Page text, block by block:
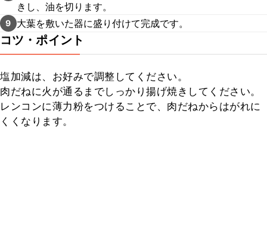
きし、油を切ります。
9 大葉を敷いた器に盛り付けて完成です。
コツ・ポイント
塩加減は、お好みで調整してください。
肉だねに火が通るまでしっかり揚げ焼きしてください。
レンコンに薄力粉をつけることで、肉だねからはがれに
くくなります。